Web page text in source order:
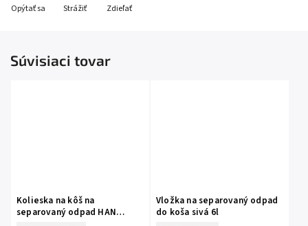
Opýtať sa Strážiť Zdieľať
Súvisiaci tovar
Kolieska na kôš na
separovaný odpad HAN
Vložka na separovaný odpad
do koša sivá 6l